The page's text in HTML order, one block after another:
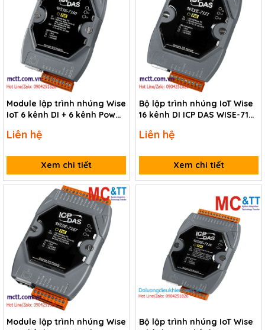
Module lập trình nhúng Wise
IoT 6 kênh DI + 6 kênh Power
Liên hệ
Xem chi tiết
Bộ lập trình nhúng IoT Wise
16 kênh DI ICP DAS WISE-7151
Liên hệ
Xem chi tiết
Module lập trình nhúng Wise
Bộ lập trình nhúng IoT Wise